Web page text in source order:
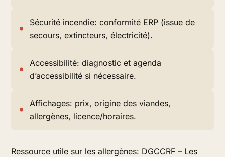
Sécurité incendie: conformité ERP (issue de
secours, extincteurs, électricité).
Accessibilité: diagnostic et agenda
d’accessibilité si nécessaire.
Affichages: prix, origine des viandes,
allergènes, licence/horaires.
Ressource utile sur les allergènes: DGCCRF – Les